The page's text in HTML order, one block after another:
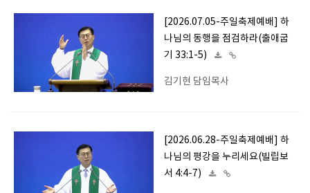
[2026.07.05-주일축제예배] 하
나님의 동행을 점검하라(출애굽
기 33:1-5)
김기현 담임목사
[2026.06.28-주일축제예배] 하
나님의 평강을 누리세요(빌립보
서 4:4-7)